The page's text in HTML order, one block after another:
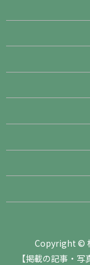
Copyright ©
【掲載の記事・